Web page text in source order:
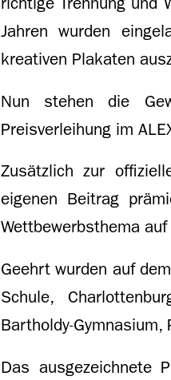
Jahren wurden
kreativen Plakaten
Nun stehen die
Preisverleihung im
Zusätzlich zur
eigenen Beitrag
Wettbewerbsthema
Geehrt wurden auf
Schule,
Bartholdy-Gymnasium,
Das ausgezeichnete